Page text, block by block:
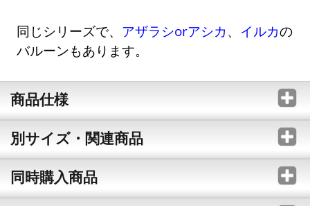
同じシリーズで、 アザラシorアシカ 、 イルカの
バルーンもあります。
商品仕様
別サイズ・関連商品
同時購入商品